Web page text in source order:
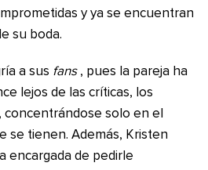
y ya se encuentran
su boda.
a sus fans , pues la pareja ha
lejos de las críticas, los
concentrándose solo en el
se tienen. Además, Kristen
encargada de pedirle